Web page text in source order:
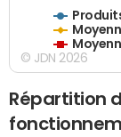
© JDN 2026
Répartition